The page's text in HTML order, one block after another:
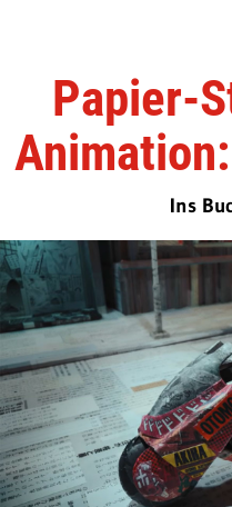
Papier-
Ins